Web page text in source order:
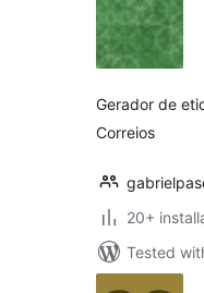
Gerador de
Correios
20+
Tested